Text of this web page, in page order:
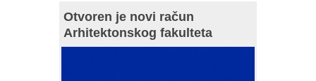
Otvoren je novi račun
Arhitektonskog fakulteta